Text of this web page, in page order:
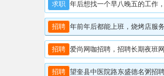
求职 年后想找一个早八晚五的工作
招聘 年前年后都能上班，烧烤店服
招聘 爱尚网咖招聘，招聘长期夜班
招聘 望奎县中医院路东盛德名粥招聘